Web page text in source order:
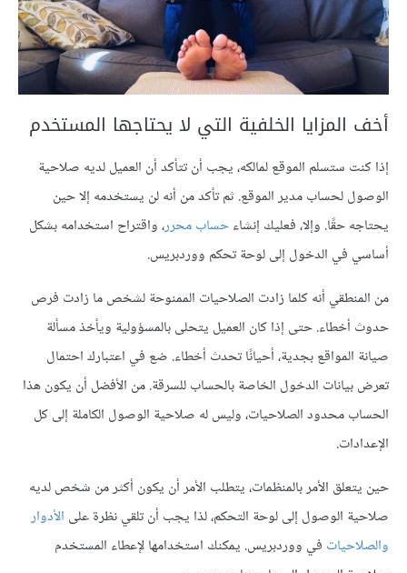
أخف المزايا الخلفية التي لا يحتاجها المستخدم
إذا كنت ستسلم الموقع لمالكه، يجب أن تتأكد أن العميل لديه صلاحية
الوصول لحساب مدير الموقع. ثم تأكد من أنه لن يستخدمه إلا حين
يحتاجه حقًا. وإلا، فعليك إنشاءحساب محرر، واقتراح استخدامه بشكل
أساسي في الدخول إلى لوحة تحكم ووردبريس.
من المنطقي أنه كلما زادت الصلاحيات الممنوحة لشخص ما زادت فرص
حدوث أخطاء. حتى إذا كان العميل يتحلى بالمسؤولية ويأخذ مسألة
صيانة المواقع بجدية، أحيانًا تحدث أخطاء. ضع في اعتبارك احتمال
تعرض بيانات الدخول الخاصة بالحساب للسرقة. من الأفضل أن يكون هذا
الحساب محدود الصلاحيات، وليس له صلاحية الوصول الكاملة إلى كل
الإعدادات.
حين يتعلق الأمر بالمنظمات، يتطلب الأمر أن يكون أكثر من شخص لديه
صلاحية الوصول إلى لوحة التحكم، لذا يجب أن تلقي نظرة على الأدوار
والصلاحيات في ووردبريس. يمكنك استخدامها لإعطاء المستخدم